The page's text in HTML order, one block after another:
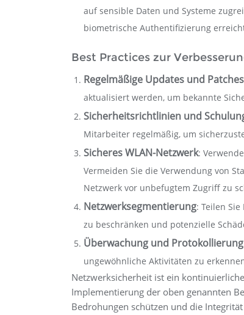
auf sensible Daten und Systeme
biometrische Authentifizierung
Best Practices zur
Regelmäßige Updates und Patches
aktualisiert werden, um bekannte
Sicherheitsrichtlinien und
Mitarbeiter regelmäßig, um
Sicheres WLAN-Netzwerk:
Vermeiden Sie die Verwendung von
Netzwerk vor unbefugtem Zugriff zu
Netzwerksegmentierung: Teilen
zu beschränken und potenzielle
Überwachung und Protokollierung
ungewöhnliche Aktivitäten zu
Netzwerksicherheit ist ein
Implementierung der oben genannten
Bedrohungen schützen und die